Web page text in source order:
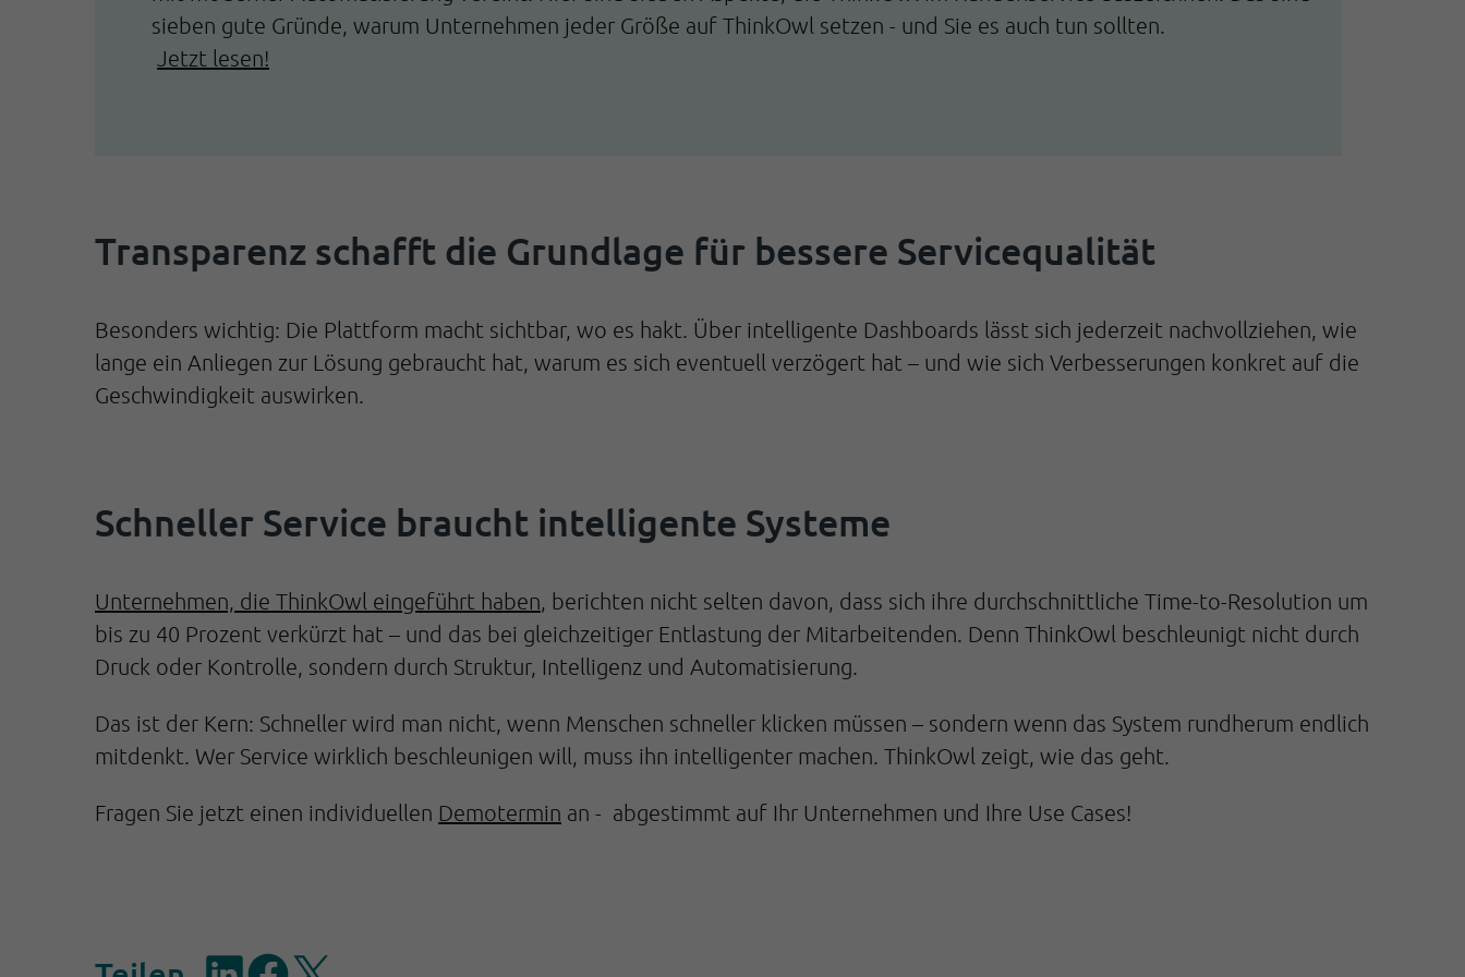
sieben gute Gründe, warum Unternehmen jeder Größe auf ThinkOwl setzen - und Sie es auch tun sollten.
Jetzt lesen!
Transparenz schafft die Grundlage für bessere Servicequalität
Besonders wichtig: Die Plattform macht sichtbar, wo es hakt. Über intelligente Dashboards lässt sich jederzeit nachvollziehen, wie
lange ein Anliegen zur Lösung gebraucht hat, warum es sich eventuell verzögert hat – und wie sich Verbesserungen konkret auf die
Geschwindigkeit auswirken.
Schneller Service braucht intelligente Systeme
Unternehmen, die ThinkOwl eingeführt haben , berichten nicht selten davon, dass sich ihre durchschnittliche Time-to-Resolution um
bis zu 40 Prozent verkürzt hat – und das bei gleichzeitiger Entlastung der Mitarbeitenden. Denn ThinkOwl beschleunigt nicht durch
Druck oder Kontrolle, sondern durch Struktur, Intelligenz und Automatisierung.
Das ist der Kern: Schneller wird man nicht, wenn Menschen schneller klicken müssen – sondern wenn das System rundherum endlich
mitdenkt. Wer Service wirklich beschleunigen will, muss ihn intelligenter machen. ThinkOwl zeigt, wie das geht.
Fragen Sie jetzt einen individuellen Demotermin an - abgestimmt auf Ihr Unternehmen und Ihre Use Cases!